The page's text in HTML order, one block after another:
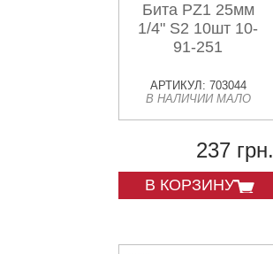
Бита PZ1 25мм
1/4" S2 10шт 10-
91-251
АРТИКУЛ: 703044
В НАЛИЧИИ МАЛО
237 грн.
В КОРЗИНУ